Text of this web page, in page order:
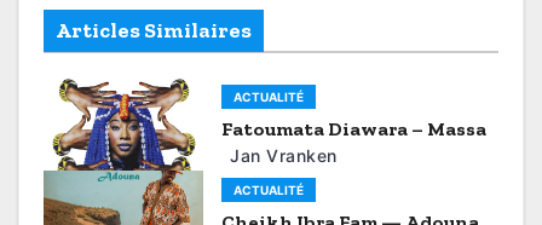
s
n
a
Articles Similaires
ACTUALITÉ
Fatoumata Diawara – Massa
Jan Vranken
ACTUALITÉ